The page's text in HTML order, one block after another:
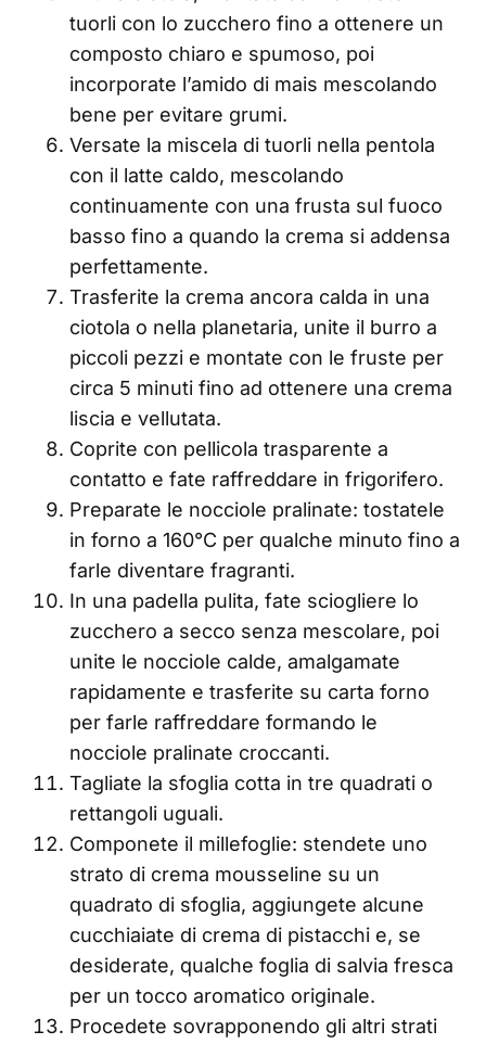
tuorli con lo zucchero fino a ottenere un
composto chiaro e spumoso, poi
incorporate l’amido di mais mescolando
bene per evitare grumi.
Versate la miscela di tuorli nella pentola
con il latte caldo, mescolando
continuamente con una frusta sul fuoco
basso fino a quando la crema si addensa
perfettamente.
Trasferite la crema ancora calda in una
ciotola o nella planetaria, unite il burro a
piccoli pezzi e montate con le fruste per
circa 5 minuti fino ad ottenere una crema
liscia e vellutata.
Coprite con pellicola trasparente a
contatto e fate raffreddare in frigorifero.
Preparate le nocciole pralinate: tostatele
in forno a 160°C per qualche minuto fino a
farle diventare fragranti.
In una padella pulita, fate sciogliere lo
zucchero a secco senza mescolare, poi
unite le nocciole calde, amalgamate
rapidamente e trasferite su carta forno
per farle raffreddare formando le
nocciole pralinate croccanti.
Tagliate la sfoglia cotta in tre quadrati o
rettangoli uguali.
Componete il millefoglie: stendete uno
strato di crema mousseline su un
quadrato di sfoglia, aggiungete alcune
cucchiaiate di crema di pistacchi e, se
desiderate, qualche foglia di salvia fresca
per un tocco aromatico originale.
Procedete sovrapponendo gli altri strati